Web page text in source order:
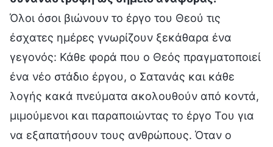
Όλοι όσοι βιώνουν το έργο του Θεού τις
έσχατες ημέρες γνωρίζουν ξεκάθαρα ένα
γεγονός: Κάθε φορά που ο Θεός πραγματοποιεί
ένα νέο στάδιο έργου, ο Σατανάς και κάθε
λογής κακά πνεύματα ακολουθούν από κοντά,
μιμούμενοι και παραποιώντας το έργο Του για
να εξαπατήσουν τους ανθρώπους. Όταν ο